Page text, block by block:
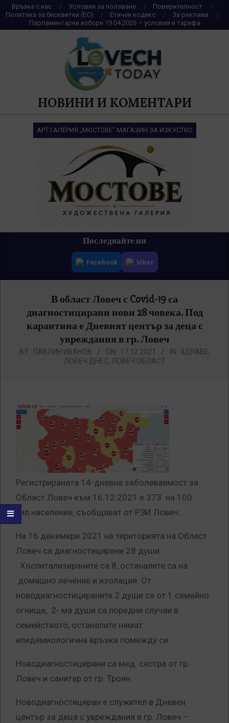
Skip
to
content
Връзка с нас Условия за ползване
Поверителност
Политика за бисквитки (ЕС)
Етичен кодекс
За реклама
Парламентарни избори 19.04.2026 – условия и тарифа
НОВИНИ И КОМЕНТАРИ
АРТ ГАЛЕРИЯ „МОСТОВЕ“ МАГАЗИН ЗА ИЗКУСТВО
Последвайте ни
Facebook Viber
В област Ловеч с Covid-19 са
диагностицирани нови 28 човека. Под
карантина е Дневият център за деца с
увреждания в гр. Ловеч
BY: ПАВЛИН ИВАНОВ ON: 17.12.2021 IN: ЗДРАВЕ,
ЛОВЕЧ ДНЕС, ЛОВЕЧ ОБЛАСТ
Регистрираната 14-дневна заболеваемост за
Област Ловеч към 16.12.2021 е 373 на 100
хил.население, съобщават от РЗИ Ловеч.
На 16 декември 2021 на територията на Област
Ловеч са диагностицирани 28 души.
Хоспитализираните са 8, останалите са на
домашно лечение и изолация. От
новодиагностицираните 2 души са от 1 семейно
огнище, 2- ма души са поредни случаи в
семейството, останалите нямат
епидемиологична връзка помежду си.
Новодиагностицирани са мед. сестра от гр.
Ловеч и санитар от гр. Троян.
Новодиагностициран е служител в Дневен
център за деца с увреждания в гр. Ловеч –